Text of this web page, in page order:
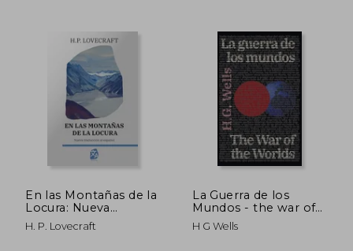
50% 50%
En las Montañas de la
Locura: Nueva
Traducción al Español
H. P. Lovecraft
La Guerra de los
Mundos - the war of
the Worlds
H G Wells